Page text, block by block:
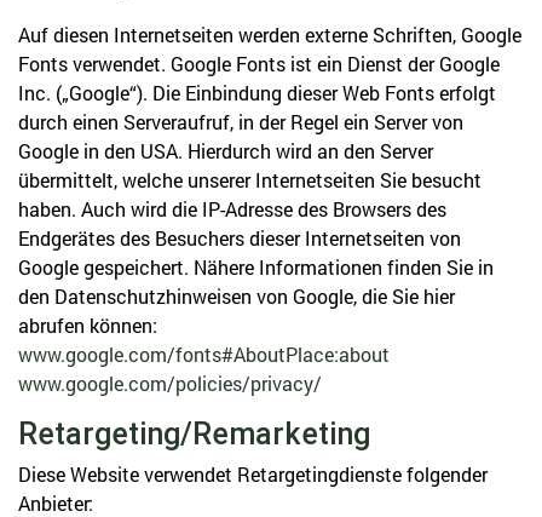
Auf diesen Internetseiten werden externe Schriften, Google
Fonts verwendet. Google Fonts ist ein Dienst der Google
Inc. („Google“). Die Einbindung dieser Web Fonts erfolgt
durch einen Serveraufruf, in der Regel ein Server von
Google in den USA. Hierdurch wird an den Server
übermittelt, welche unserer Internetseiten Sie besucht
haben. Auch wird die IP-Adresse des Browsers des
Endgerätes des Besuchers dieser Internetseiten von
Google gespeichert. Nähere Informationen finden Sie in
den Datenschutzhinweisen von Google, die Sie hier
abrufen können:
www.google.com/fonts#AboutPlace:about
www.google.com/policies/privacy/
Retargeting/Remarketing
Diese Website verwendet Retargetingdienste folgender
Anbieter: